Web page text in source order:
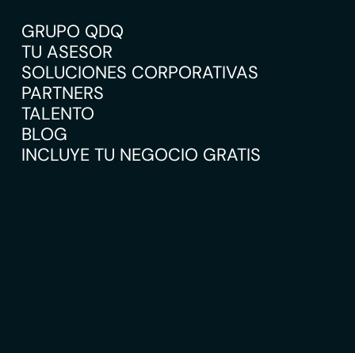
GRUPO QDQ
TU ASESOR
SOLUCIONES CORPORATIVAS
PARTNERS
TALENTO
BLOG
INCLUYE TU NEGOCIO GRATIS